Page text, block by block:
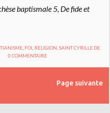
baptismale 5, De fide et
, FOI RELIGION SAINT CYRILLE DE
0 COMMENTAIRE
Page suivante